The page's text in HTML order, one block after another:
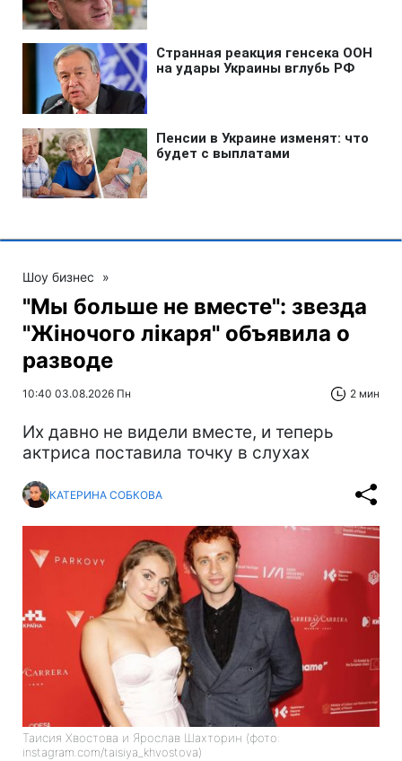
Шоу бизнес »
"Мы больше не вместе": звезда
"Жіночого лікаря" объявила о
разводе
10:40 03.08.2026 Пн 2 мин
Их давно не видели вместе, и теперь
актриса поставила точку в слухах
КАТЕРИНА СОБКОВА
Таисия Хвостова и Ярослав Шахторин (фото:
instagram.com/taisiya_khvostova)